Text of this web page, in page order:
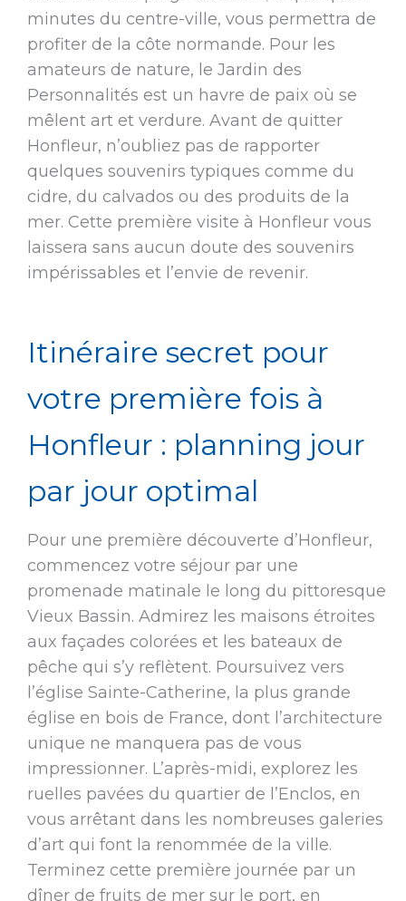
minutes du centre-ville, vous permettra de
profiter de la côte normande. Pour les
amateurs de nature, le Jardin des
Personnalités est un havre de paix où se
mêlent art et verdure. Avant de quitter
Honfleur, n’oubliez pas de rapporter
quelques souvenirs typiques comme du
cidre, du calvados ou des produits de la
mer. Cette première visite à Honfleur vous
laissera sans aucun doute des souvenirs
impérissables et l’envie de revenir.
Itinéraire secret pour
votre première fois à
Honfleur : planning jour
par jour optimal
Pour une première découverte d’Honfleur,
commencez votre séjour par une
promenade matinale le long du pittoresque
Vieux Bassin. Admirez les maisons étroites
aux façades colorées et les bateaux de
pêche qui s’y reflètent. Poursuivez vers
l’église Sainte-Catherine, la plus grande
église en bois de France, dont l’architecture
unique ne manquera pas de vous
impressionner. L’après-midi, explorez les
ruelles pavées du quartier de l’Enclos, en
vous arrêtant dans les nombreuses galeries
d’art qui font la renommée de la ville.
Terminez cette première journée par un
dîner de fruits de mer sur le port, en